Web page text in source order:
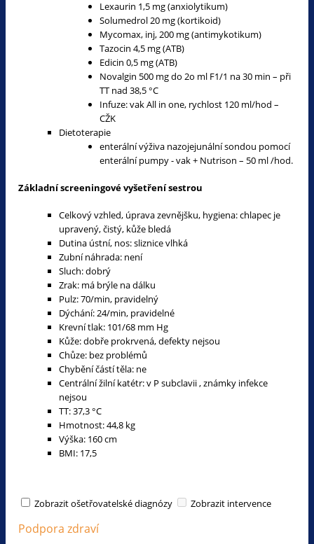
Lexaurin 1,5 mg (anxiolytikum)
Solumedrol 20 mg (kortikoid)
Mycomax, inj, 200 mg (antimykotikum)
Tazocin 4,5 mg (ATB)
Edicin 0,5 mg (ATB)
Novalgin 500 mg do 2o ml F1/1 na 30 min – při
TT nad 38,5 °C
Infuze: vak All in one, rychlost 120 ml/hod –
CŽK
Dietoterapie
enterální výživa nazojejunální sondou pomocí
enterální pumpy - vak + Nutrison – 50 ml /hod.
Základní screeningové vyšetření sestrou
Celkový vzhled, úprava zevnějšku, hygiena: chlapec je
upravený, čistý, kůže bledá
Dutina ústní, nos: sliznice vlhká
Zubní náhrada: není
Sluch: dobrý
Zrak: má brýle na dálku
Pulz: 70/min, pravidelný
Dýchání: 24/min, pravidelné
Krevní tlak: 101/68 mm Hg
Kůže: dobře prokrvená, defekty nejsou
Chůze: bez problémů
Chybění částí těla: ne
Centrální žilní katétr: v P subclavii , známky infekce
nejsou
TT: 37,3 °C
Hmotnost: 44,8 kg
Výška: 160 cm
BMI: 17,5
Zobrazit ošetřovatelské diagnózy Zobrazit intervence
Podpora zdraví